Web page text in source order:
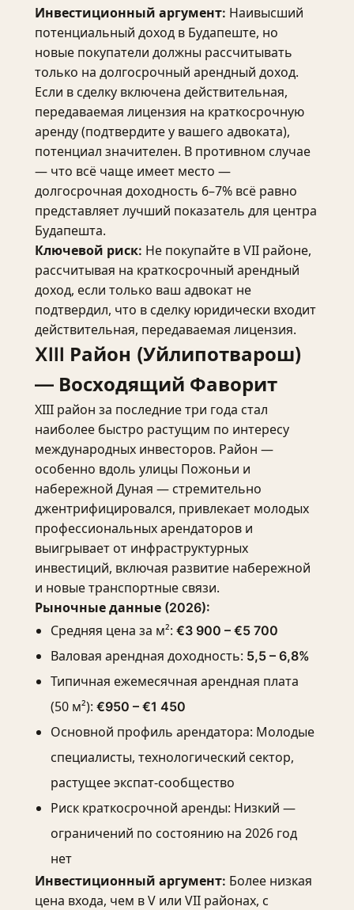
Инвестиционный аргумент: Наивысший
потенциальный доход в Будапеште, но
новые покупатели должны рассчитывать
только на долгосрочный арендный доход.
Если в сделку включена действительная,
передаваемая лицензия на краткосрочную
аренду (подтвердите у вашего адвоката),
потенциал значителен. В противном случае
— что всё чаще имеет место —
долгосрочная доходность 6–7% всё равно
представляет лучший показатель для центра
Будапешта.
Ключевой риск: Не покупайте в VII районе,
рассчитывая на краткосрочный арендный
доход, если только ваш адвокат не
подтвердил, что в сделку юридически входит
действительная, передаваемая лицензия.
XIII Район (Уйлипотварош)
— Восходящий Фаворит
XIII район за последние три года стал
наиболее быстро растущим по интересу
международных инвесторов. Район —
особенно вдоль улицы Пожоньи и
набережной Дуная — стремительно
джентрифицировался, привлекает молодых
профессиональных арендаторов и
выигрывает от инфраструктурных
инвестиций, включая развитие набережной
и новые транспортные связи.
Рыночные данные (2026):
Средняя цена за м²: €3 900 – €5 700
Валовая арендная доходность: 5,5 – 6,8%
Типичная ежемесячная арендная плата
(50 м²): €950 – €1 450
Основной профиль арендатора: Молодые
специалисты, технологический сектор,
растущее экспат-сообщество
Риск краткосрочной аренды: Низкий —
ограничений по состоянию на 2026 год
нет
Инвестиционный аргумент: Более низкая
цена входа, чем в V или VII районах, с